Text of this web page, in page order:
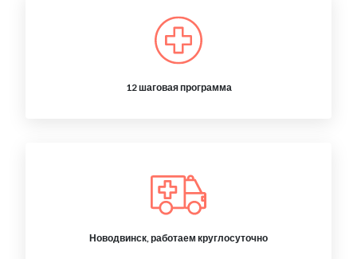
12 шаговая программа
Новодвинск, работаем круглосуточно